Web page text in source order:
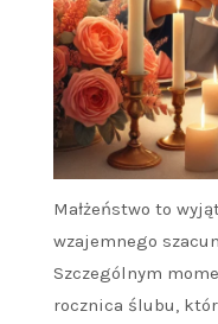
Małżeństwo to
wzajemnego
Szczególnym
rocznica ślubu,